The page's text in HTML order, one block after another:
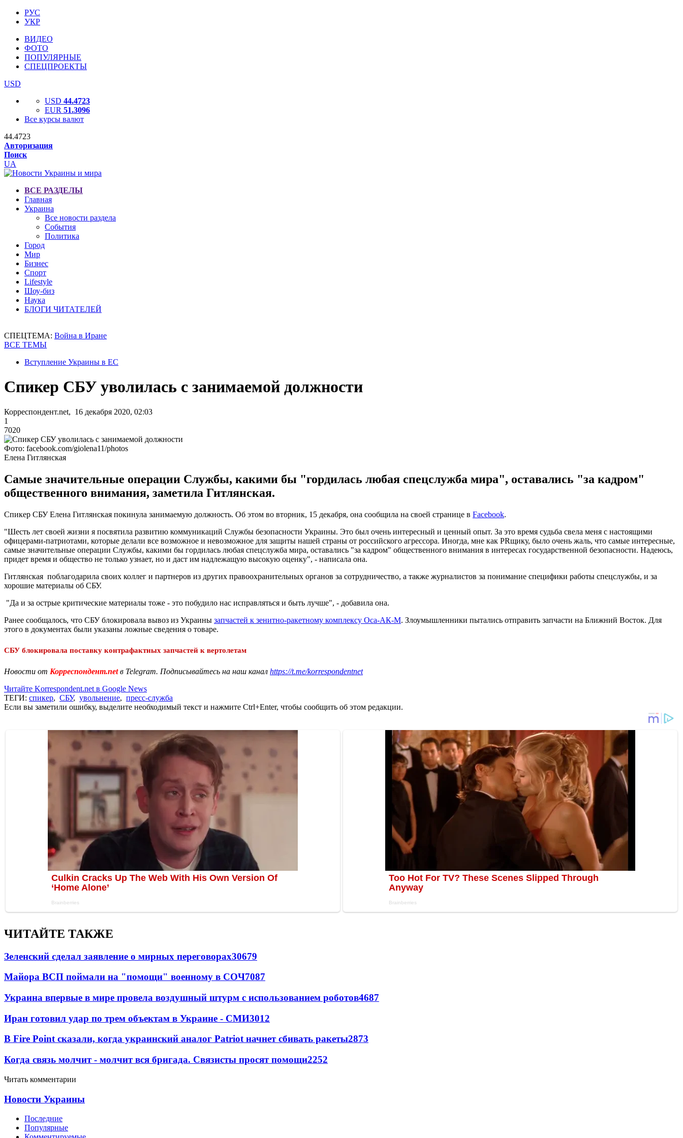
РУС
УКР
ВИДЕО
ФОТО
ПОПУЛЯРНЫЕ
СПЕЦПРОЕКТЫ
USD
USD 44.4723
EUR 51.3096
Все курсы валют
44.4723
Авторизация
Поиск
UA
ВСЕ РАЗДЕЛЫ
Главная
Украина
Все новости раздела
События
Политика
Город
Мир
Бизнес
Спорт
Lifestyle
Шоу-биз
Наука
БЛОГИ ЧИТАТЕЛЕЙ
СПЕЦТЕМА: Война в Иране
ВСЕ ТЕМЫ
Вступление Украины в ЕС
Спикер СБУ уволилась с занимаемой должности
Корреспондент.net, 16 декабря 2020, 02:03
1
7020
Фото: facebook.com/giolena11/photos
Елена Гитлянская
Самые значительные операции Службы, какими бы "гордилась любая спецслужба мира", оставались "за кадром"
общественного внимания, заметила Гитлянская.
Спикер СБУ Елена Гитлянская покинула занимаемую должность. Об этом во вторник, 15 декабря, она сообщила на своей странице в Facebook.
"Шесть лет своей жизни я посвятила развитию коммуникаций Службы безопасности Украины. Это был очень интересный и ценный опыт. За это время судьба свела меня с настоящими
офицерами-патриотами, которые делали все возможное и невозможное для защиты нашей страны от российского агрессора. Иногда, мне как PRщику, было очень жаль, что самые интересные,
самые значительные операции Службы, какими бы гордилась любая спецслужба мира, оставались "за кадром" общественного внимания в интересах государственной безопасности. Надеюсь,
придет время и общество не только узнает, но и даст им надлежащую высокую оценку", - написала она.
Гитлянская поблагодарила своих коллег и партнеров из других правоохранительных органов за сотрудничество, а также журналистов за понимание специфики работы спецслужбы, и за
хорошие материалы об СБУ.
"Да и за острые критические материалы тоже - это побудило нас исправляться и быть лучше", - добавила она.
Ранее сообщалось, что СБУ блокировала вывоз из Украины запчастей к зенитно-ракетному комплексу Оса-АК-М. Злоумышленники пытались отправить запчасти на Ближний Восток. Для
этого в документах были указаны ложные сведения о товаре.
СБУ блокировала поставку контрафактных запчастей к вертолетам
Новости от Корреспондент.netв Telegram. Подписывайтесь на наш канал https://t.me/korrespondentnet
Читайте Korrespondent.net в Google News
ТЕГИ: спикер, СБУ, увольнение, пресс-служба
Если вы заметили ошибку, выделите необходимый текст и нажмите Ctrl+Enter, чтобы сообщить об этом редакции.
ЧИТАЙТЕ ТАКЖЕ
Зеленский сделал заявление о мирных переговорах30679
Майора ВСП поймали на "помощи" военному в СОЧ7087
Украина впервые в мире провела воздушный штурм с использованием роботов4687
Иран готовил удар по трем объектам в Украине - СМИ3012
В Fire Point сказали, когда украинский аналог Patriot начнет сбивать ракеты2873
Когда связь молчит - молчит вся бригада. Связисты просят помощи2252
Читать комментарии
Новости Украины
Последние
Популярные